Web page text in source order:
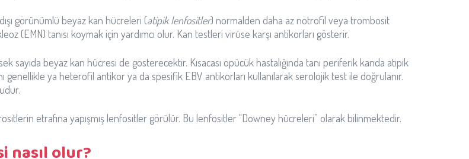
görünümlü beyaz kan hücreleri (atipik lenfositler) normalden daha az nötrofil veya trombosit
(EMN) tanısı koymak için yardımcı olur. Kan testleri virüse karşı antikorları gösterir.
sayıda beyaz kan hücresi de gösterecektir. Kısacası öpücük hastalığında tanı periferik kanda atipik
genellikle ya heterofil antikor ya da spesifik EBV antikorları kullanılarak serolojik test ile doğrulanır.
etrafına yapışmış lenfositler görülür. Bu lenfositler “Downey hücreleri” olarak bilinmektedir.
nasıl olur?